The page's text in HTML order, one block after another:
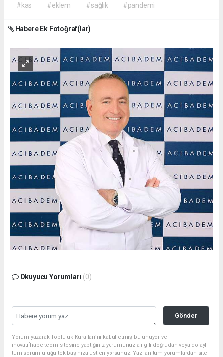
#kas #eklem #sağlık #pandemi
Habere Ek Fotoğraf(lar)
Okuyucu Yorumları (0)
Gönder
Yorum yazarak Topluluk Kuralları’nı kabul etmiş bulunuyor ve
inovatifhaber.com sitesine yaptığınız yorumunuzla ilgili doğrudan veya dolaylı
tüm sorumluluğu tek başınıza üstleniyorsunuz. Yazılan tüm yorumlardan site